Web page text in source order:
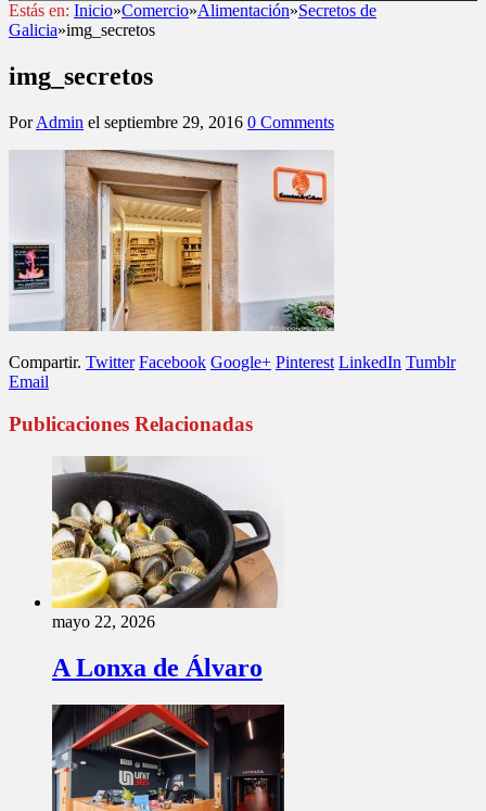
Estás en: Inicio»Comercio»Alimentación»Secretos de
Galicia»img_secretos
img_secretos
PorAdmin el septiembre 29, 2016 0 Comments
Compartir. Twitter Facebook Google+ Pinterest LinkedIn Tumblr
Email
Publicaciones Relacionadas
mayo 22, 2026
A Lonxa de Álvaro